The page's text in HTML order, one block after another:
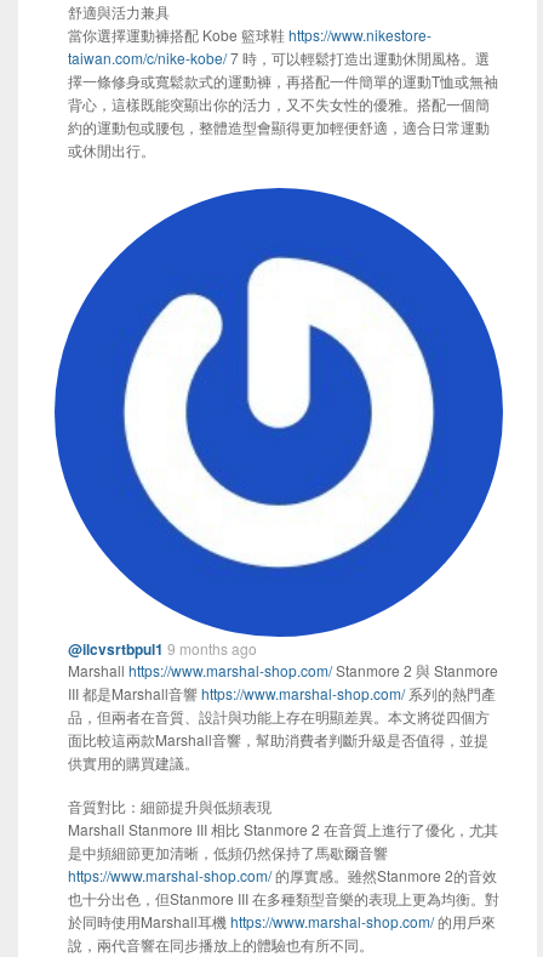
舒適與活力兼具
當你選擇運動褲搭配 Kobe 籃球鞋https://www.nikestore-
taiwan.com/c/nike-kobe/7 時，可以輕鬆打造出運動休閒風格。選
擇一條修身或寬鬆款式的運動褲，再搭配一件簡單的運動T恤或無袖
背心，這樣既能突顯出你的活力，又不失女性的優雅。搭配一個簡
約的運動包或腰包，整體造型會顯得更加輕便舒適，適合日常運動
或休閒出行。
@ilcvsrtbpul1 9 months ago
Marshall https://www.marshal-shop.com/Stanmore 2 與 Stanmore
III 都是Marshall音響https://www.marshal-shop.com/系列的熱門產
品，但兩者在音質、設計與功能上存在明顯差異。本文將從四個方
面比較這兩款Marshall音響，幫助消費者判斷升級是否值得，並提
供實用的購買建議。
音質對比：細節提升與低頻表現
Marshall Stanmore III 相比 Stanmore 2 在音質上進行了優化，尤其
是中頻細節更加清晰，低頻仍然保持了馬歇爾音響
https://www.marshal-shop.com/的厚實感。雖然Stanmore 2的音效
也十分出色，但Stanmore III 在多種類型音樂的表現上更為均衡。對
於同時使用Marshall耳機https://www.marshal-shop.com/的用戶來
說，兩代音響在同步播放上的體驗也有所不同。